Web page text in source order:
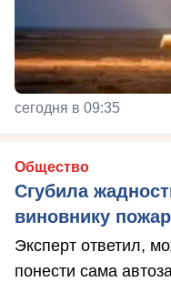
сегодня в 09:35
Общество
Сгубила
виновнику
Эксперт ответил,
понести сама